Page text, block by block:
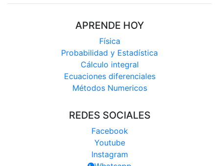
APRENDE HOY
Física
Probabilidad y Estadística
Cálculo integral
Ecuaciones diferenciales
Métodos Numericos
REDES SOCIALES
Facebook
Youtube
Instagram